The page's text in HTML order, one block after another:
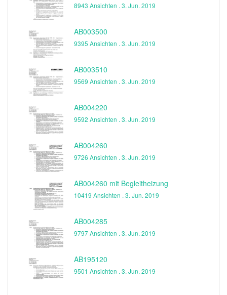
8943 Ansichten . 3. Jun. 2019
AB003500
9395 Ansichten . 3. Jun. 2019
AB003510
9569 Ansichten . 3. Jun. 2019
AB004220
9592 Ansichten . 3. Jun. 2019
AB004260
9726 Ansichten . 3. Jun. 2019
AB004260 mit Begleitheizung
10419 Ansichten . 3. Jun. 2019
AB004285
9797 Ansichten . 3. Jun. 2019
AB195120
9501 Ansichten . 3. Jun. 2019